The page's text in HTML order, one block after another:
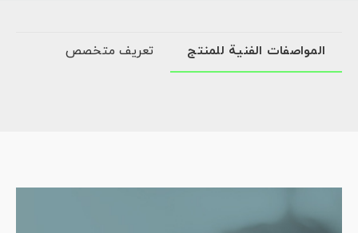
المواصفات الفنية للمنتج تعریف متخصص